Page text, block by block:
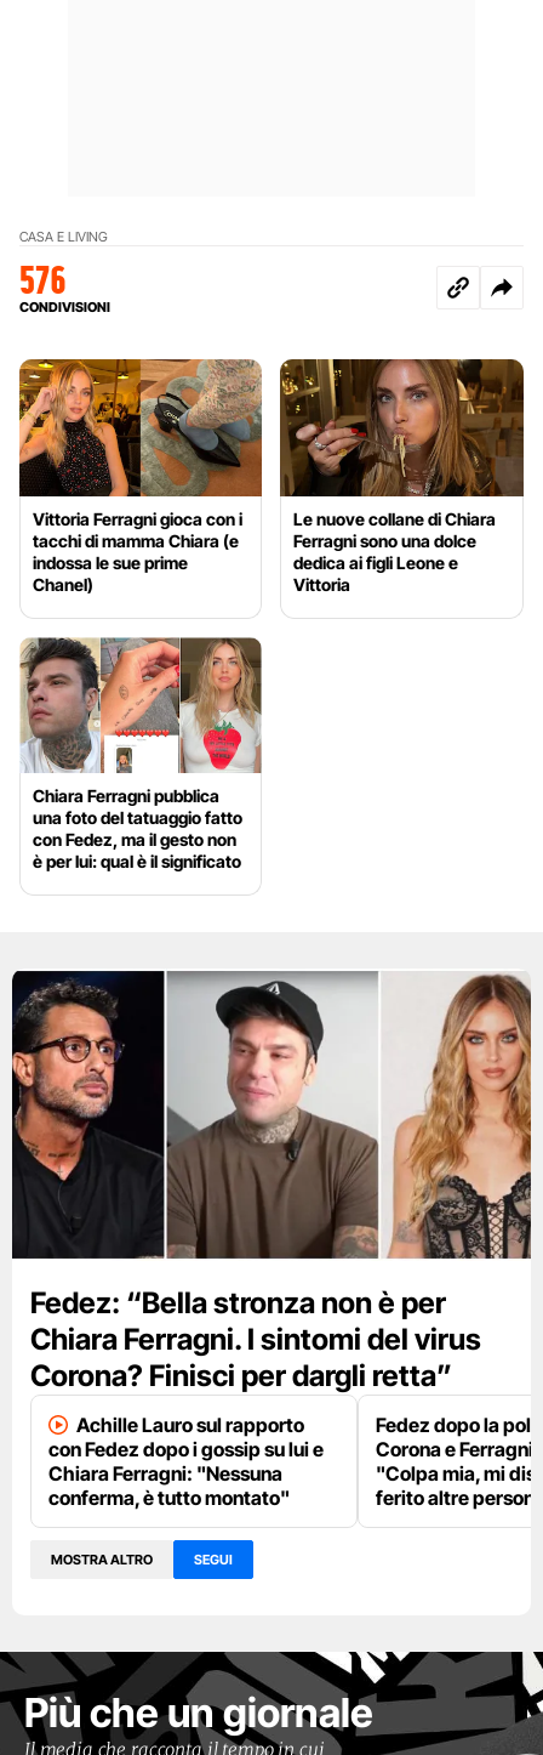
CASA E LIVING
576
CONDIVISIONI
Vittoria Ferragni gioca con i
tacchi di mamma Chiara (e
indossa le sue prime
Chanel)
Le nuove collane di Chiara
Ferragni sono una dolce
dedica ai figli Leone e
Vittoria
Chiara Ferragni pubblica
una foto del tatuaggio fatto
con Fedez, ma il gesto non
è per lui: qual è il significato
Fedez: “Bella stronza non è per
Chiara Ferragni. I sintomi del virus
Corona? Finisci per dargli retta”
Achille Lauro sul rapporto
con Fedez dopo i gossip su lui e
Chiara Ferragni: "Nessuna
conferma, è tutto montato"
Fedez dopo la
Corona e Ferragni
"Colpa mia, mi
ferito altre
MOSTRA ALTRO SEGUI
Più che un giornale
Il media che racconta il tempo in cui